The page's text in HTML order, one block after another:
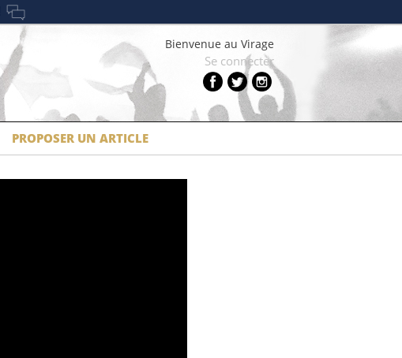
Bienvenue au Virage
Se connecter
PROPOSER UN ARTICLE